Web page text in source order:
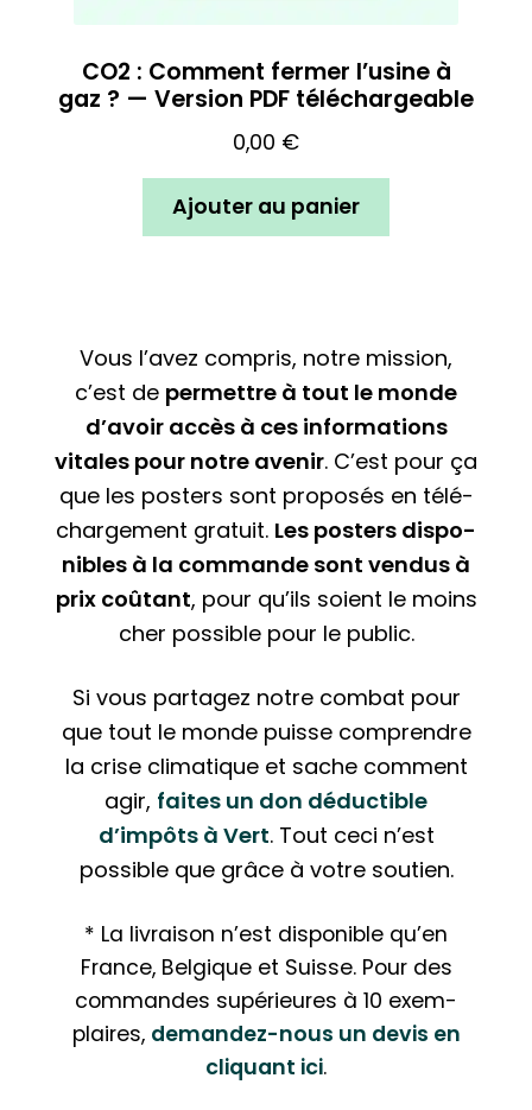
CO2 : Comment fermer l’usine à
gaz ? — Version PDF téléchargeable
0,00 €
Ajouter au panier
Vous l’avez compris, notre mission,
c’est de permettre à tout le monde
d’avoir accès à ces infor­ma­tions
vitales pour notre avenir. C’est pour ça
que les posters sont proposés en télé­
char­ge­ment gratuit. Les posters dis­po­
nibles à la commande sont vendus à
prix coûtant, pour qu’ils soient le moins
cher possible pour le public.
Si vous partagez notre combat pour
que tout le monde puisse com­prendre
la crise cli­ma­tique et sache comment
agir, faites un don déduc­tible
d’impôts à Vert. Tout ceci n’est
possible que grâce à votre soutien.
* La livraison n’est dis­po­nible qu’en
France, Belgique et Suisse. Pour des
commandes supé­rieures à 10 exem­
plaires, demandez-nous un devis en
cliquant ici.